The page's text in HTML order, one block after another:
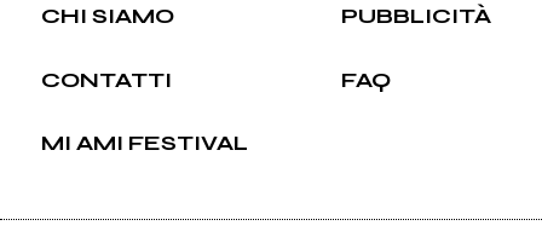
CHI SIAMO PUBBLICITÀ
CONTATTI FAQ
MI AMI FESTIVAL